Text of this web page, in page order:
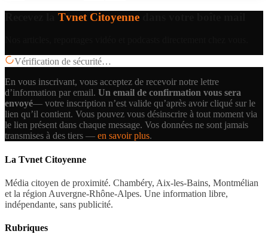
Tvnet Citoyenne
Vérification de sécurité…
En vous inscrivant, vous acceptez de recevoir notre lettre
d’information par email. Un email de confirmation vous sera
envoyé— votre inscription n’est valide qu’après avoir cliqué sur le
lien qu’il contient. Vous pouvez vous désinscrire à tout moment via
le lien présent dans chaque message. Vos données ne sont jamais
transmises à des tiers — en savoir plus.
La Tvnet Citoyenne
Média citoyen de proximité. Chambéry, Aix-les-Bains, Montmélian
et la région Auvergne-Rhône-Alpes. Une information libre,
indépendante, sans publicité.
Rubriques